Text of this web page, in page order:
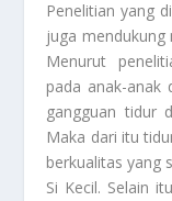
Penelitian yang
juga
Menurut
pada anak-anak
gangguan tidur
Maka dari itu
berkualitas yang
Si Kecil. Selain